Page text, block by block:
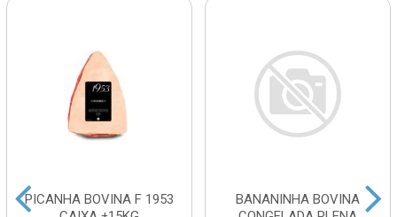
PICANHA BOVINA F 1953
BANANINHA BOVINA